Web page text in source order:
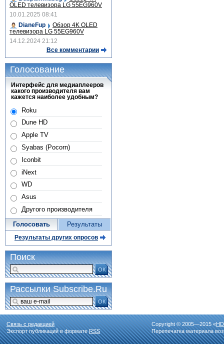
OLED телевизора LG 55EG960V
10.01.2025 08:41
DianeFup
Обзор 4K OLED
телевизора LG 55EG960V
14.12.2024 21:12
Все комментарии
Голосование
Интерфейс для медиаплееров
какого производителя вам
кажется наиболее удобным?
Roku
Dune HD
Apple TV
Syabas (Pocorn)
Iconbit
iNext
WD
Asus
Другого производителя
Голосовать Результаты
Результаты других опросов
Поиск
ОК
Рассылки Subscribe.Ru
ОК
Связь с редакцией
Экспорт публикаций в форматеRSS
Copyright © 2005—2015 «
Перепечатка материала